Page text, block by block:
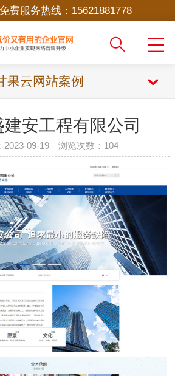
费服务热线： 15621881778
果云网站案例
安工程有限公司
2023-09-19 浏览次数： 104